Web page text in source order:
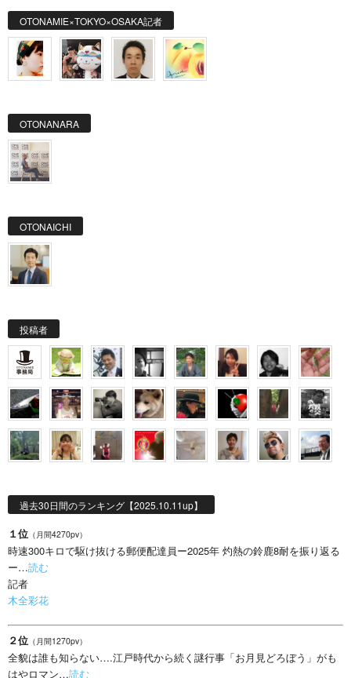
OTONAMIE×TOKYO×OSAKA記者
OTONANARA
OTONAICHI
投稿者
過去30日間のランキング【2025.10.11up】
１位 （月間4270pv）
時速300キロで駆け抜ける郵便配達員ー2025年 灼熱の鈴鹿8耐を振り返る
ー…読む
記者
木全彩花
２位 （月間1270pv）
全貌は誰も知らない….江戸時代から続く謎行事「お月見どろぼう」がも
はやロマン…読む